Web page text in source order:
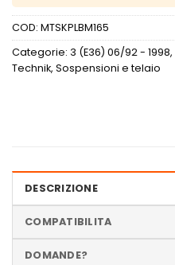
COD: MTSKPLBM165
Categorie: 3 (E36) 06/92 - 1998,
Technik, Sospensioni e telaio
DESCRIZIONE
COMPATIBILITA
DOMANDE?